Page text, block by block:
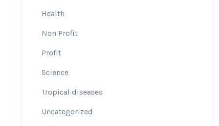
Health
Non Profit
Profit
Science
Tropical diseases
Uncategorized